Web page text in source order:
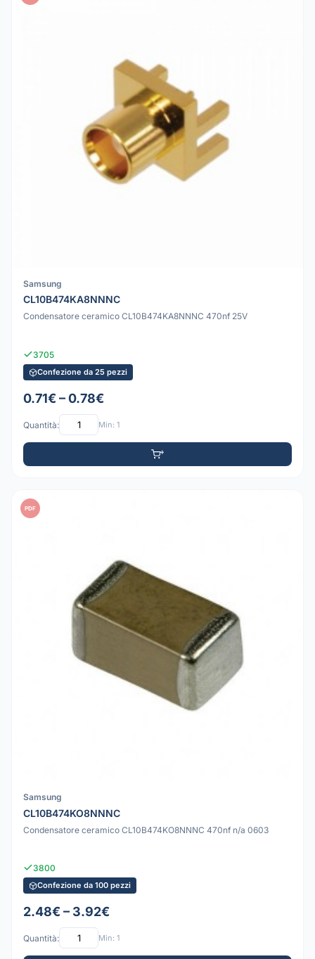
Samsung
CL10B474KA8NNNC
Condensatore ceramico CL10B474KA8NNNC 470nf 25V
3705
Confezione da 25 pezzi
0.71€ – 0.78€
Quantità: Min: 1
PDF
Samsung
CL10B474KO8NNNC
Condensatore ceramico CL10B474KO8NNNC 470nf n/a 0603
3800
Confezione da 100 pezzi
2.48€ – 3.92€
Quantità: Min: 1